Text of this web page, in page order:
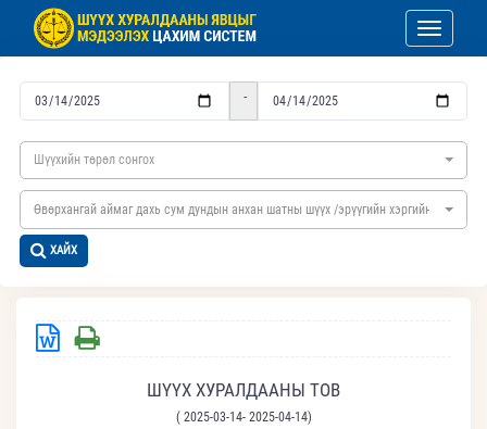
Toggle
-
Шүүхийн төрөл сонгох
Өвөрхангай аймаг дахь сум дундын анхан шатны шүүх /эрүүгийн хэргийн/
ХАЙХ
ШҮҮХ ХУРАЛДААНЫ ТОВ
( 2025-03-14- 2025-04-14)